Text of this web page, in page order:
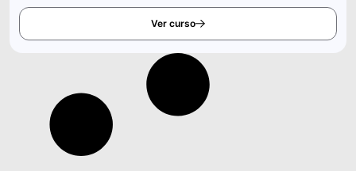
Ver curso